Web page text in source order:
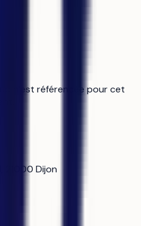
n’est référencée pour cet
21000 Dijon